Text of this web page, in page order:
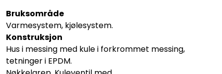
Bruksområde
Varmesystem, kjølesystem.
Konstruksjon
Hus i messing med kule i forkrommet messing,
tetninger i EPDM.